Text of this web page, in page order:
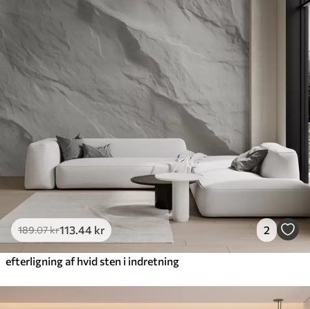
189.07kr113.44 kr 2
efterligning af hvid sten i indretning